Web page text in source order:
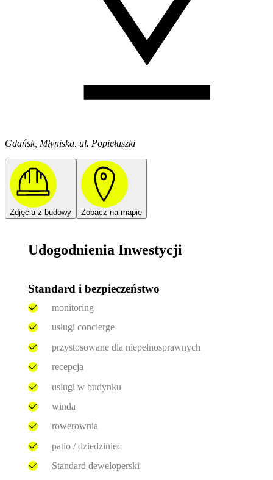
Gdańsk, Młyniska, ul. Popiełuszki
Zdjęcia z budowy Zobacz na mapie
Udogodnienia Inwestycji
Standard i bezpieczeństwo
monitoring
usługi concierge
przystosowane dla niepełnosprawnych
recepcja
usługi w budynku
winda
rowerownia
patio / dziedziniec
Standard deweloperski